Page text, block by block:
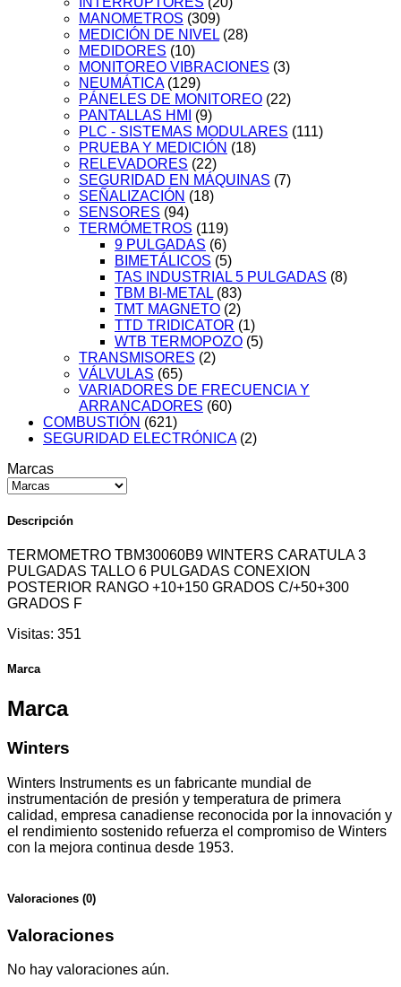
MANOMETROS (309)
MEDICIÓN DE NIVEL (28)
MEDIDORES (10)
MONITOREO VIBRACIONES (3)
NEUMÁTICA (129)
PÁNELES DE MONITOREO (22)
PANTALLAS HMI
(9)
PLC - SISTEMAS MODULARES (111)
PRUEBA Y MEDICIÓN (18)
RELEVADORES (22)
SEGURIDAD EN MÁQUINAS (7)
SEÑALIZACIÓN (18)
SENSORES (94)
TERMÓMETROS (119)
9 PULGADAS (6)
BIMETÁLICOS (5)
TAS INDUSTRIAL 5 PULGADAS (8)
TBM BI-METAL (83)
TMT MAGNETO (2)
TTD TRIDICATOR (1)
WTB TERMOPOZO (5)
TRANSMISORES (2)
VÁLVULAS (65)
VARIADORES DE FRECUENCIA Y
ARRANCADORES (60)
COMBUSTIÓN (621)
SEGURIDAD ELECTRÓNICA (2)
Marcas
Descripción
TERMOMETRO TBM30060B9 WINTERS CARATULA 3
PULGADAS TALLO 6 PULGADAS CONEXION
POSTERIOR RANGO +10+150 GRADOS C/+50+300
GRADOS F
Visitas: 351
Marca
Marca
Winters
Winters Instruments es un fabricante mundial de
instrumentación de presión y temperatura de primera
calidad, empresa canadiense reconocida por la innovación y
el rendimiento sostenido refuerza el compromiso de Winters
con la mejora continua desde 1953.
Valoraciones (0)
Valoraciones
No hay valoraciones aún.